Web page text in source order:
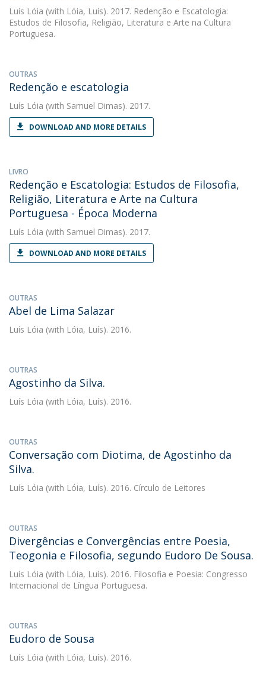
Luís Lóia (with Lóia, Luís). 2017. Redenção e Escatologia:
Estudos de Filosofia, Religião, Literatura e Arte na Cultura
Portuguesa.
OUTRAS
Redenção e escatologia
Luís Lóia (with Samuel Dimas). 2017.
DOWNLOAD AND MORE DETAILS
LIVRO
Redenção e Escatologia: Estudos de Filosofia,
Religião, Literatura e Arte na Cultura
Portuguesa - Época Moderna
Luís Lóia (with Samuel Dimas). 2017.
DOWNLOAD AND MORE DETAILS
OUTRAS
Abel de Lima Salazar
Luís Lóia (with Lóia, Luís). 2016.
OUTRAS
Agostinho da Silva.
Luís Lóia (with Lóia, Luís). 2016.
OUTRAS
Conversação com Diotima, de Agostinho da
Silva.
Luís Lóia (with Lóia, Luís). 2016. Círculo de Leitores
OUTRAS
Divergências e Convergências entre Poesia,
Teogonia e Filosofia, segundo Eudoro De Sousa.
Luís Lóia (with Lóia, Luís). 2016. Filosofia e Poesia: Congresso
Internacional de Língua Portuguesa.
OUTRAS
Eudoro de Sousa
Luís Lóia (with Lóia, Luís). 2016.